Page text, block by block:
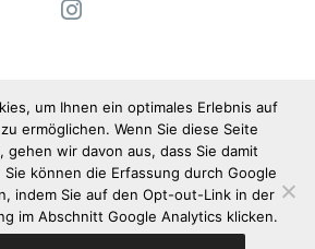
ComedyArts Festival
um Ihnen ein optimales Erlebnis auf
ermöglichen. Wenn Sie diese Seite
wir davon aus, dass Sie damit
können die Erfassung durch Google
indem Sie auf den Opt-out-Link in der
im Abschnitt Google Analytics klicken.